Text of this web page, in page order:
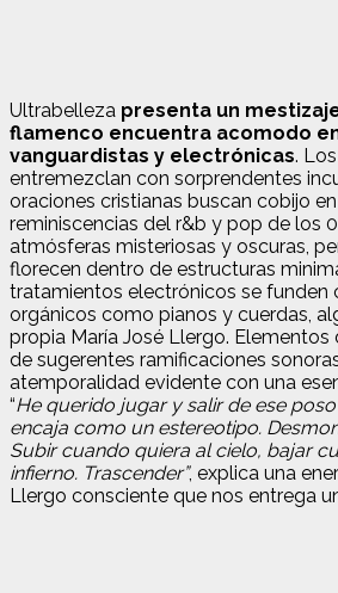
Ultrabelleza presenta un
flamenco encuentra acomodo
vanguardistas y electrónicas.
entremezclan con sorprendentes
oraciones cristianas buscan cobijo
reminiscencias del r&b y pop de los
atmósferas misteriosas y oscuras,
florecen dentro de estructuras
tratamientos electrónicos se funden
orgánicos como pianos y cuerdas,
propia María José Llergo.
de sugerentes ramificaciones
atemporalidad evidente con una
“He querido jugar y salir de ese
encaja como un estereotipo.
Subir cuando quiera al cielo, bajar
infierno. Trascender”, explica una
Llergo consciente que nos entrega